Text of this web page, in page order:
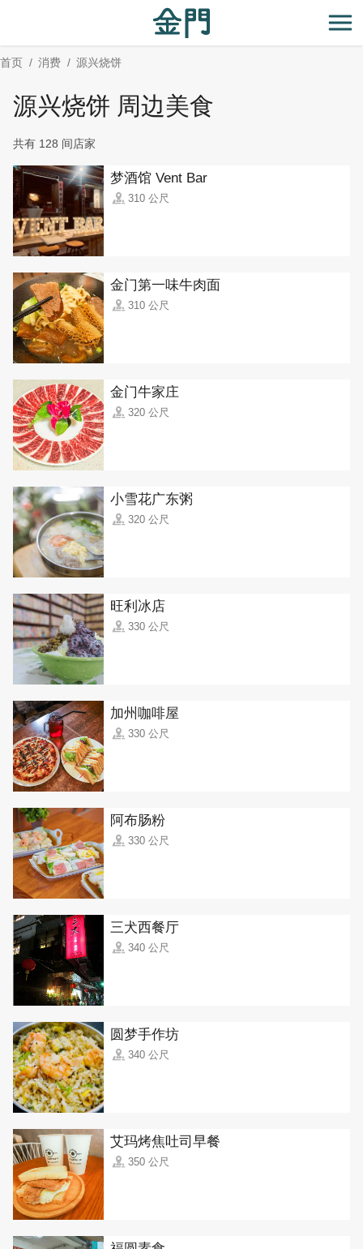
主
要
开
首页 消费 源兴烧饼
源兴烧饼 周边美食
共有 128 间店家
梦酒馆 Vent Bar
310 公尺
金门第一味牛肉面
310 公尺
金门牛家庄
320 公尺
小雪花广东粥
320 公尺
旺利冰店
330 公尺
加州咖啡屋
330 公尺
阿布肠粉
330 公尺
三犬西餐厅
340 公尺
圆梦手作坊
340 公尺
艾玛烤焦吐司早餐
350 公尺